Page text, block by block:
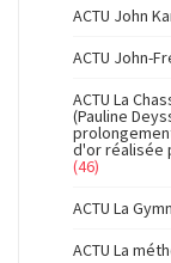
ACTU John
ACTU John-
ACTU La
(Pauline
d'or réalisée
(46)
ACTU La
ACTU La